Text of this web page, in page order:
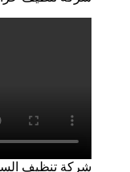
شركة تنظيف